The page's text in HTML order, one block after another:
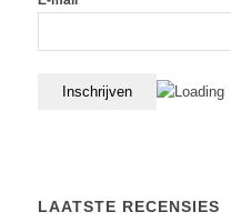
LAATSTE RECENSIES